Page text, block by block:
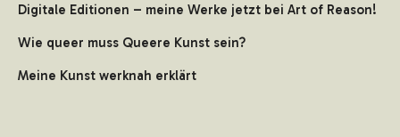
Digitale Editionen – meine Werke jetzt bei Art of Reason!
Wie queer muss Queere Kunst sein?
Meine Kunst werknah erklärt